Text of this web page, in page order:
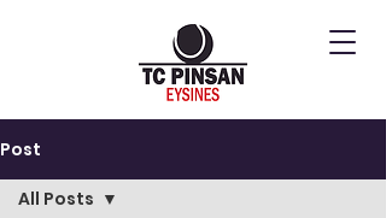
Post
All Posts